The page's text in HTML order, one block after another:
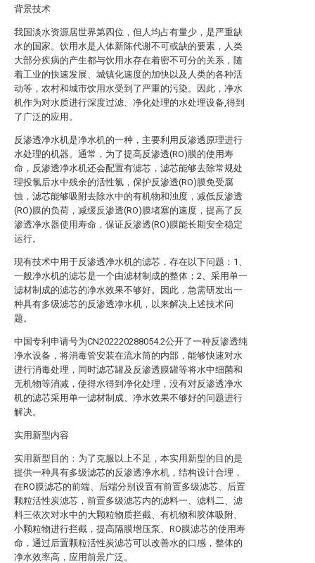
背景技术
我国淡水资源居世界第四位，但人均占有量少，是严重缺
水的国家。饮用水是人体新陈代谢不可或缺的要素，人类
大部分疾病的产生都与饮用水存在着密不可分的关系，随
着工业的快速发展、城镇化速度的加快以及人类的各种活
动等，农村和城市饮用水受到了严重的污染。因此，净水
机作为对水质进行深度过滤、净化处理的水处理设备,得到
了广泛的应用。
反渗透净水机是净水机的一种，主要利用反渗透原理进行
水处理的机器。通常，为了提高反渗透(RO)膜的使用寿
命，反渗透净水机还会配置有滤芯，滤芯能够去除常规处
理投氯后水中残余的活性氯，保护反渗透(RO)膜免受腐
蚀，滤芯能够吸附去除水中的有机物和浊度，减低反渗透
(RO)膜的负荷，减缓反渗透(RO)膜堵塞的速度，提高了反
渗透净水器使用寿命，保证反渗透(RO)膜能长期安全稳定
运行。
现有技术中用于反渗透净水机的滤芯，存在以下问题：1、
一般净水机的滤芯是一个由滤材制成的整体；2、采用单一
滤材制成的滤芯的净水效果不够好。因此，急需研发出一
种具有多级滤芯的反渗透净水机，以来解决上述技术问
题。
中国专利申请号为CN202220288054.2公开了一种反渗透纯
净水设备，将消毒管安装在流水筒的内部，能够快速对水
进行消毒处理，同时滤芯罐及反渗透膜罐等将水中细菌和
无机物等消减，使得水得到净化处理，没有对反渗透净水
机的滤芯采用单一滤材制成、净水效果不够好的问题进行
解决。
实用新型内容
实用新型目的：为了克服以上不足，本实用新型的目的是
提供一种具有多级滤芯的反渗透净水机，结构设计合理，
在RO膜滤芯的前端、后端分别设置有前置多级滤芯、后置
颗粒活性炭滤芯，前置多级滤芯内的滤料一、滤料二、滤
料三依次对水中的大颗粒物质拦截、有机物和胶体吸附、
小颗粒物进行拦截，提高隔膜增压泵、RO膜滤芯的使用寿
命，通过后置颗粒活性炭滤芯可以改善水的口感，整体的
净水效率高，应用前景广泛。